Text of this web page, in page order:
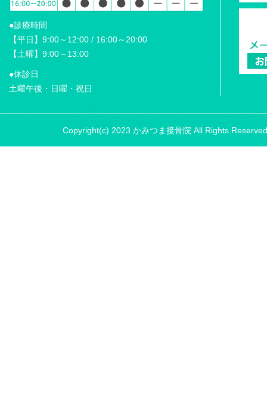
●診療時間
【平日】9:00～12:00 / 16:00～20:00
【土曜】9:00～13:00
●休診日
土曜午後・日曜・祝日
Copyright(c) 2023 かみつま接骨院 All Rights